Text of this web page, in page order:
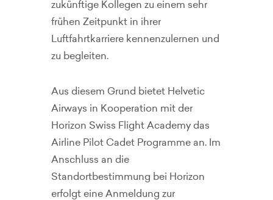
zukünftige Kollegen zu einem sehr
frühen Zeitpunkt in ihrer
Luftfahrtkarriere kennenzulernen und
zu begleiten.
Aus diesem Grund bietet Helvetic
Airways in Kooperation mit der
Horizon Swiss Flight Academy das
Airline Pilot Cadet Programme an. Im
Anschluss an die
Standortbestimmung bei Horizon
erfolgt eine Anmeldung zur